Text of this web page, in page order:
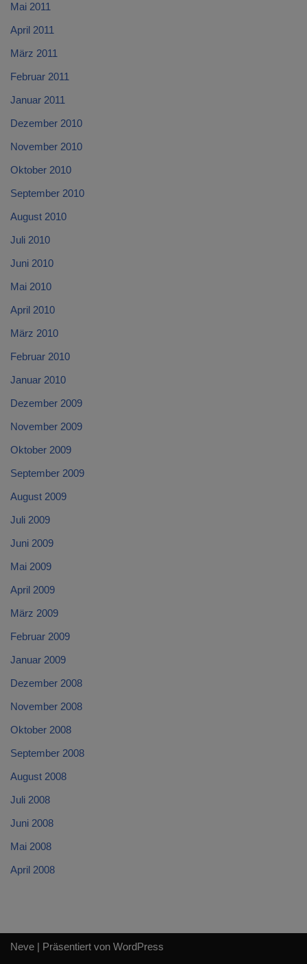
Mai 2011
April 2011
März 2011
Februar 2011
Januar 2011
Dezember 2010
November 2010
Oktober 2010
September 2010
August 2010
Juli 2010
Juni 2010
Mai 2010
April 2010
März 2010
Februar 2010
Januar 2010
Dezember 2009
November 2009
Oktober 2009
September 2009
August 2009
Juli 2009
Juni 2009
Mai 2009
April 2009
März 2009
Februar 2009
Januar 2009
Dezember 2008
November 2008
Oktober 2008
September 2008
August 2008
Juli 2008
Juni 2008
Mai 2008
April 2008
Neve | Präsentiert von WordPress